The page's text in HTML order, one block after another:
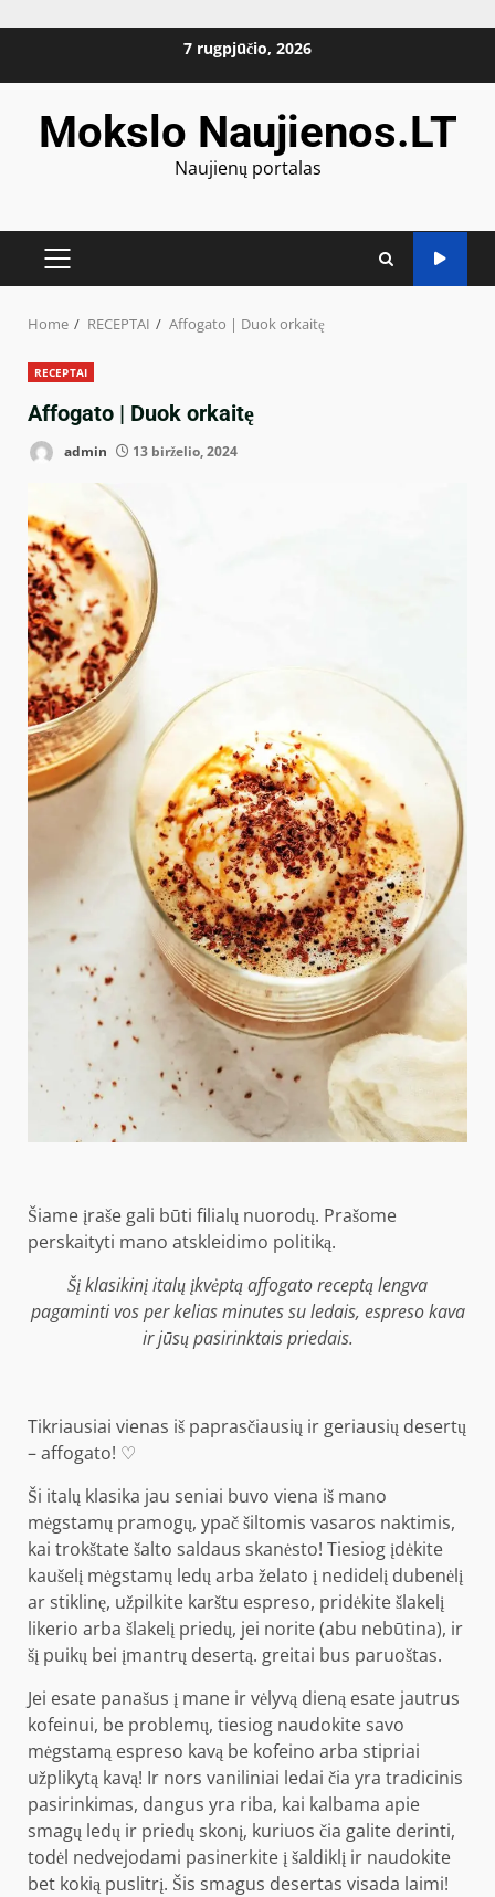
7 rugpjūčio, 2026
Mokslo Naujienos.LT
Naujienų portalas
PRIMARY
Home RECEPTAI Affogato | Duok orkaitę
RECEPTAI
Affogato | Duok orkaitę
admin 13 birželio, 2024
Šiame įraše gali būti filialų nuorodų. Prašome
perskaityti mano atskleidimo politiką.
Šį klasikinį italų įkvėptą affogato receptą lengva
pagaminti vos per kelias minutes su ledais, espreso kava
ir jūsų pasirinktais priedais.
Tikriausiai vienas iš paprasčiausių ir geriausių desertų
– affogato! ♡
Ši italų klasika jau seniai buvo viena iš mano
mėgstamų pramogų, ypač šiltomis vasaros naktimis,
kai trokštate šalto saldaus skanėsto! Tiesiog įdėkite
kaušelį mėgstamų ledų arba želato į nedidelį dubenėlį
ar stiklinę, užpilkite karštu espreso, pridėkite šlakelį
likerio arba šlakelį priedų, jei norite (abu nebūtina), ir
šį puikų bei įmantrų desertą. greitai bus paruoštas.
Jei esate panašus į mane ir vėlyvą dieną esate jautrus
kofeinui, be problemų, tiesiog naudokite savo
mėgstamą espreso kavą be kofeino arba stipriai
užplikytą kavą! Ir nors vaniliniai ledai čia yra tradicinis
pasirinkimas, dangus yra riba, kai kalbama apie
smagų ledų ir priedų skonį, kuriuos čia galite derinti,
todėl nedvejodami pasinerkite į šaldiklį ir naudokite
bet kokią puslitrį. Šis smagus desertas visada laimi!